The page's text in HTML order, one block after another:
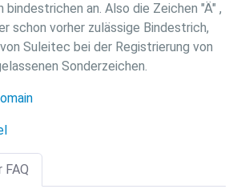
bindestrichen an. Also die Zeichen "Ä" ,
schon vorher zulässige Bindestrich,
Suleitec bei der Registrierung von
Sonderzeichen.
FAQ